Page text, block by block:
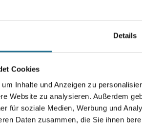
Details
Cookies
Inhalte und Anzeigen zu
Website zu analysieren. Außerdem
für soziale Medien, Werbung und
Daten zusammen, die Sie ihnen